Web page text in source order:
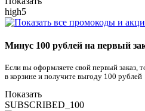
high5
Минус 100 рублей на первый
Если вы оформляете свой первый заказ,
в корзине и получите выгоду 100 рублей
Показать
SUBSCRIBED_100